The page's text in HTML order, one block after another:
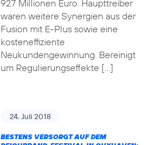
927 Millionen Euro. Haupttreiber
waren weitere Synergien aus der
Fusion mit E-Plus sowie eine
kosteneffiziente
Neukundengewinnung. Bereinigt
um Regulierungseffekte […]
24. Juli 2018
BESTENS VERSORGT AUF DEM